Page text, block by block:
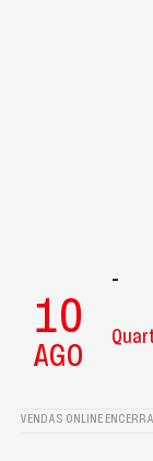
10
AGO
-
VENDAS ONLINE